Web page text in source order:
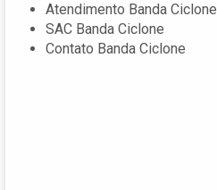
Atendimento Banda Ciclone
SAC Banda Ciclone
Contato Banda Ciclone